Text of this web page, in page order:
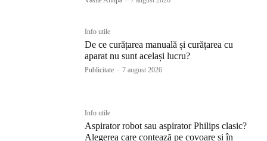
Info utile
De ce curățarea manuală și curățarea cu
aparat nu sunt același lucru?
Publicitate - 7 august 2026
Info utile
Aspirator robot sau aspirator Philips clasic?
Alegerea care contează pe covoare și în